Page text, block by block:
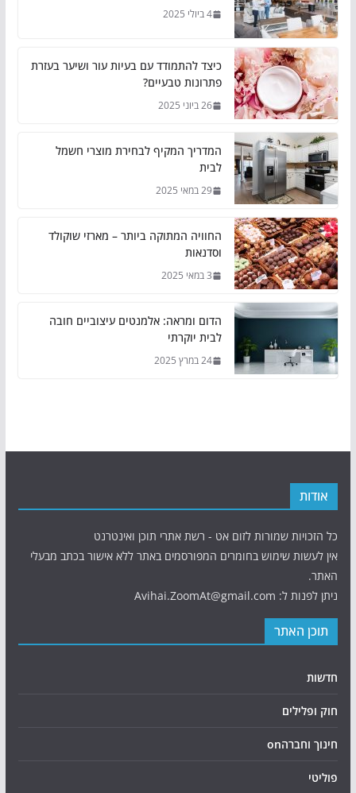
4 ביולי 2025
כיצד להתמודד עם בעיות עור ושיער בעזרת
פתרונות טבעיים?
26 ביוני 2025
המדריך המקיף לבחירת מוצרי חשמל
לבית
29 במאי 2025
החוויה המתוקה ביותר – מארזי שוקולד
וסדנאות
3 במאי 2025
הדום ומראה: אלמנטים עיצוביים חובה
לבית יוקרתי
24 במרץ 2025
אודות
כל הזכויות שמורות לזום אט - רשת אתרי תוכן ואינטרנט
אין לעשות שימוש בחומרים המפורסמים באתר ללא אישור בכתב מבעלי
האתר.
ניתן לפנות ל: Avihai.ZoomAt@gmail.com
תוכן האתר
חדשות
חוק ופלילים
חינוך וחברהon
פוליטי